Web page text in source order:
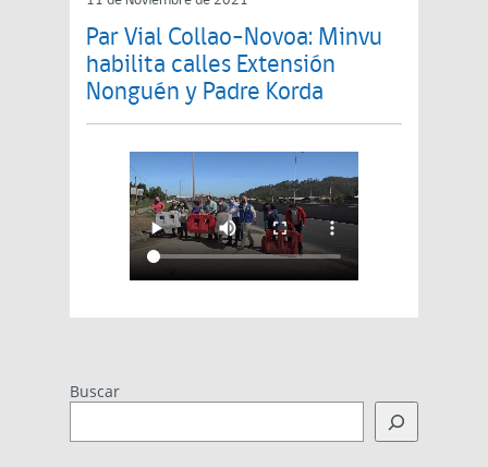
Par Vial Collao-Novoa: Minvu
habilita calles Extensión
Nonguén y Padre Korda
Buscar